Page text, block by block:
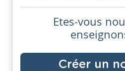
Etes-vous
Créer un